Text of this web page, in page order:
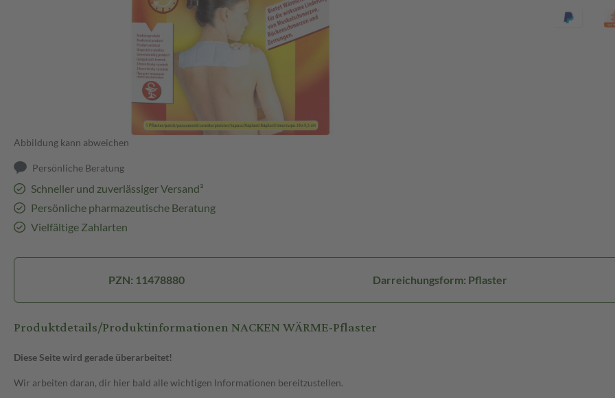
Abbildung kann abweichen
Persönliche Beratung
Schneller und zuverlässiger Versand³
Persönliche pharmazeutische Beratung
Vielfältige Zahlarten
PZN: 11478880 Darreichungsform: Pflaster
Produktdetails/Produktinformationen NACKEN WÄRME-Pflaster
Diese Seite wird gerade überarbeitet!
Wir arbeiten daran, dir hier bald alle wichtigen Informationen bereitzustellen.